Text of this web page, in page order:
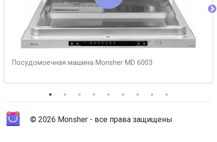
Посудомоечная машина Monsher MD 6003
© 2026 Monsher - все права защищены